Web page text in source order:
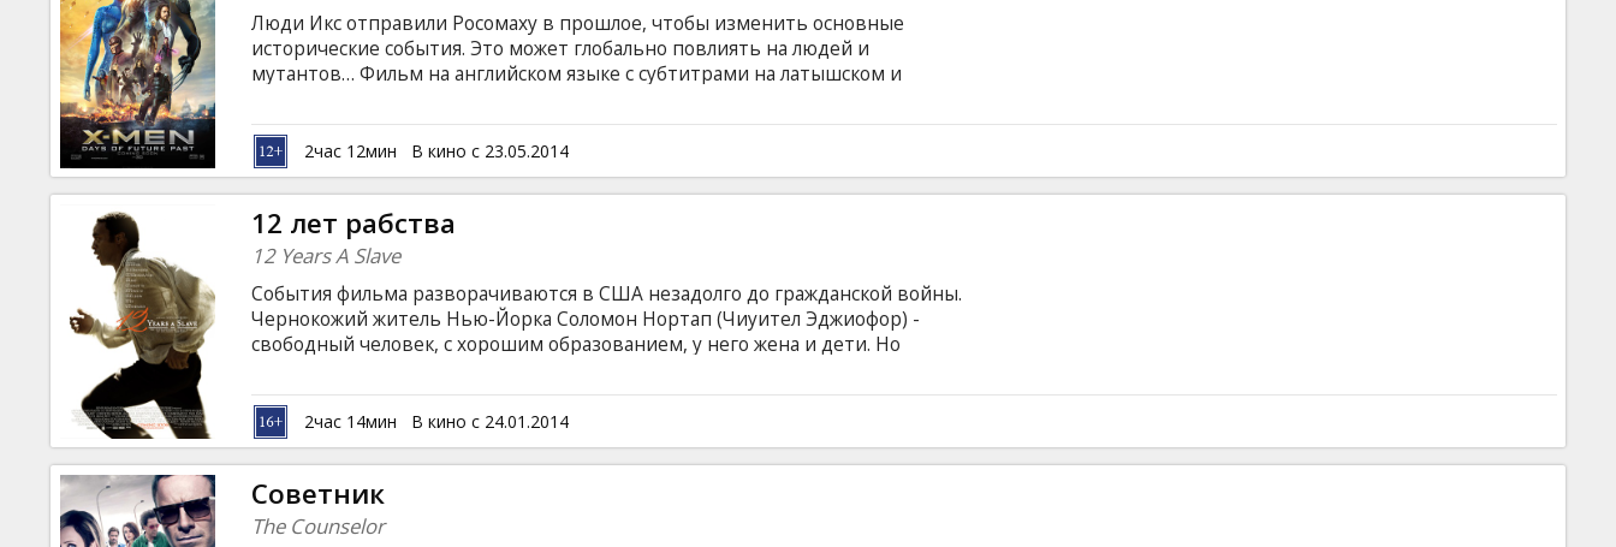
Люди Икс отправили Росомаху в прошлое, чтобы изменить основные
исторические события. Это может глобально повлиять на людей и
мутантов… Фильм на английском языке с субтитрами на латышском и
2час 12мин В кино с 23.05.2014
12 лет рабства
12 Years A Slave
События фильма разворачиваются в США незадолго до гражданской войны.
Чернокожий житель Нью-Йорка Соломон Нортап (Чиуител Эджиофор) -
свободный человек, с хорошим образованием, у него жена и дети. Но
в неволе, Соломон испытает нечеловеческие унижения от рабовладельца
Эдвина Эпса (Майкл Фасбендер), но в то же время столкнется с
неожиданным милосердием и состраданием. Ему придется сражаться не
только за свободу, но и за свою честь и достоинство.
2час 14мин В кино с 24.01.2014
Советник
The Counselor